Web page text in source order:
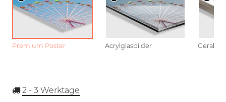
Premium Poster Acrylglasbilder
2 - 3 Werktage